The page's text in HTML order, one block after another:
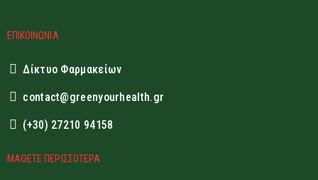
ΕΠΙΚΟΙΝΩΝΙΑ
Δίκτυο Φαρμακείων
contact@greenyourhealth.gr
(+30) 27210 94158
ΜΑΘΕΤΕ ΠΕΡΙΣΣΟΤΕΡΑ